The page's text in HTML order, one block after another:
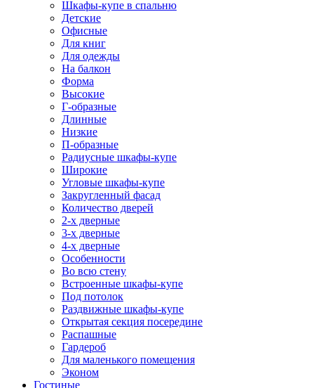
Шкафы-купе в спальню
Детские
Офисные
Для книг
Для одежды
На балкон
Форма
Высокие
Г-образные
Длинные
Низкие
П-образные
Радиусные шкафы-купе
Широкие
Угловые шкафы-купе
Закругленный фасад
Количество дверей
2-х дверные
3-х дверные
4-х дверные
Особенности
Во всю стену
Встроенные шкафы-купе
Под потолок
Раздвижные шкафы-купе
Открытая секция посередине
Распашные
Гардероб
Для маленького помещения
Эконом
Гостиные